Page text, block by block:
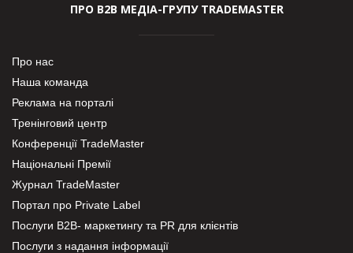
ПРО В2В МЕДІА-ГРУПУ TRADEMASTER
Про нас
Наша команда
Реклама на порталі
Тренінговий центр
Конференції TradeMaster
Національні Премії
Журнал TradeMaster
Портал про Private Label
Послуги В2В- маркетингу та PR для клієнтів
Послуги з надання інформації